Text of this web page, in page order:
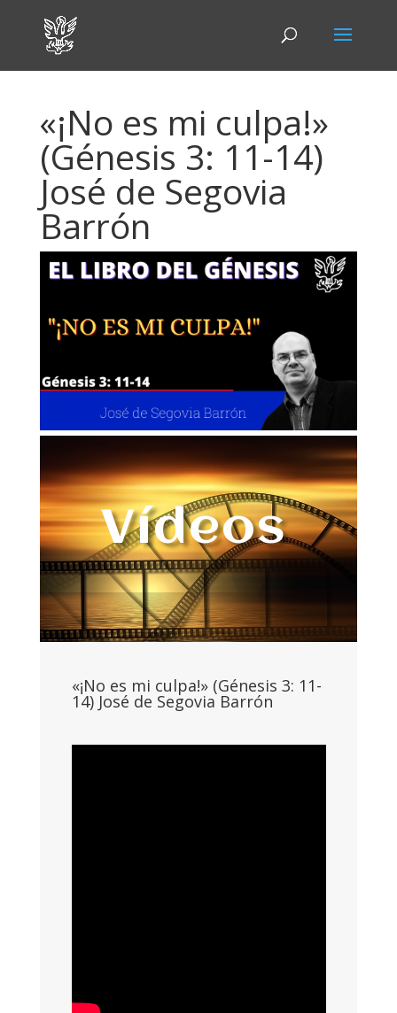
«¡No es mi culpa!»
(Génesis 3: 11-14)
José de Segovia
Barrón
Vídeos
«¡No es mi culpa!» (Génesis 3: 11-
14) José de Segovia Barrón